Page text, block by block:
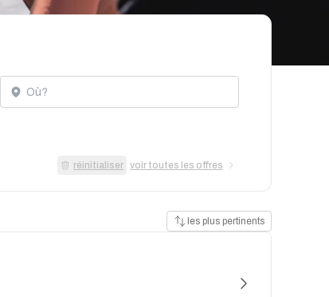
Localisation
réinitialiser voir toutes les offres
les plus pertinents